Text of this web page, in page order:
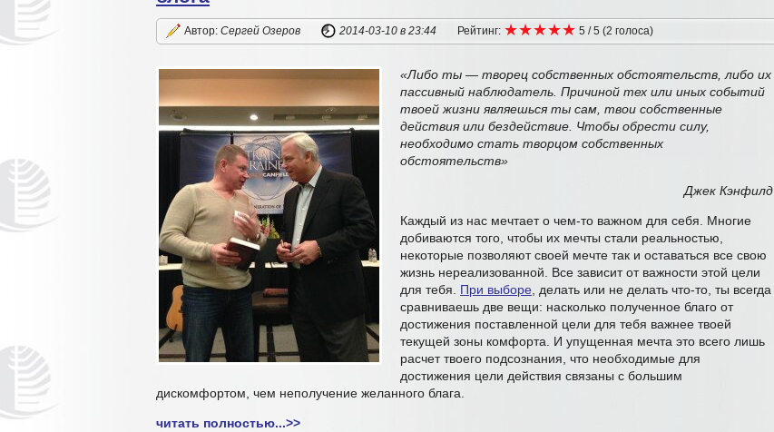
Автор: Сергей Озеров 2014-03-10 в 23:44 Рейтинг: ★★★★★
★★★★★ 5 /5 (2 голоса)
«Либо ты — творец собственных обстоятельств, либо их
пассивный наблюдатель. Причиной тех или иных событий
твоей жизни являешься ты сам, твои собственные
действия или бездействие. Чтобы обрести силу,
необходимо стать творцом собственных
обстоятельств»
Джек Кэнфилд
Каждый из нас мечтает о чем-то важном для себя. Многие
добиваются того, чтобы их мечты стали реальностью,
некоторые позволяют своей мечте так и оставаться все свою
жизнь нереализованной. Все зависит от важности этой цели
для тебя. При выборе, делать или не делать что-то, ты всегда
сравниваешь две вещи: насколько полученное благо от
достижения поставленной цели для тебя важнее твоей
текущей зоны комфорта. И упущенная мечта это всего лишь
расчет твоего подсознания, что необходимые для
достижения цели действия связаны с большим
дискомфортом, чем неполучение желанного блага.
читать полностью...>>